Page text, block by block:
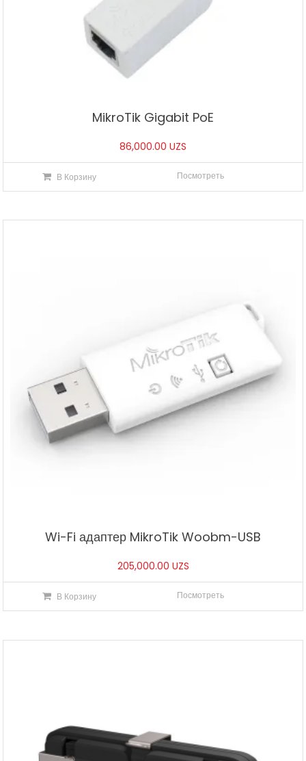
MikroTik Gigabit PoE
86,000.00 UZS
В Корзину Посмотреть
Wi-Fi адаптер MikroTik Woobm-USB
205,000.00 UZS
В Корзину Посмотреть